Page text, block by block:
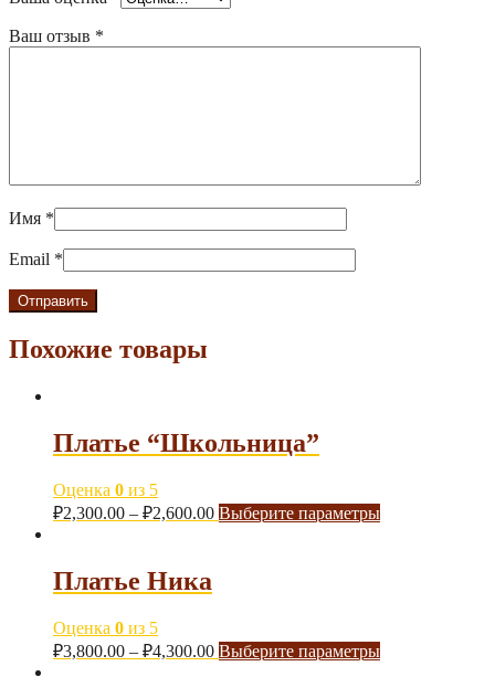
Ваш отзыв *
Имя *
Email *
Похожие товары
Платье “Школьница”
Оценка 0 из 5
₽2,300.00 – ₽2,600.00 Выберите параметры
Платье Ника
Оценка 0 из 5
₽3,800.00 – ₽4,300.00 Выберите параметры